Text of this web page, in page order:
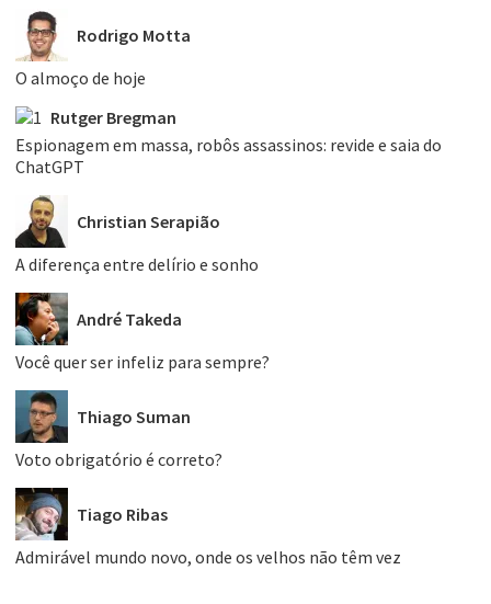
Rodrigo Motta
O almoço de hoje
Rutger Bregman
Espionagem em massa, robôs assassinos: revide e saia do
ChatGPT
Christian Serapião
A diferença entre delírio e sonho
André Takeda
Você quer ser infeliz para sempre?
Thiago Suman
Voto obrigatório é correto?
Tiago Ribas
Admirável mundo novo, onde os velhos não têm vez